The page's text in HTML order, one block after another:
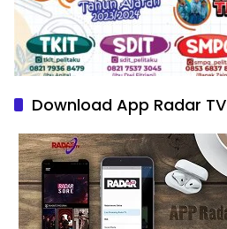
Download App Radar TV